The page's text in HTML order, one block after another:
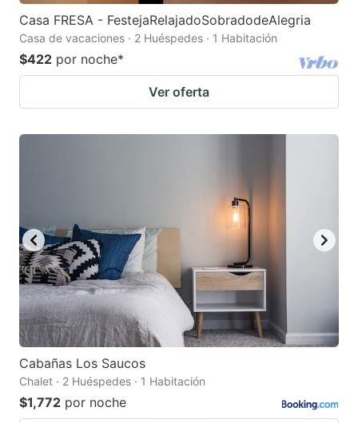
Casa FRESA - FestejaRelajadoSobradodeAlegria
Casa de vacaciones · 2 Huéspedes · 1 Habitación
$422 por noche*
Ver oferta
Cabañas Los Saucos
Chalet · 2 Huéspedes · 1 Habitación
$1,772 por noche